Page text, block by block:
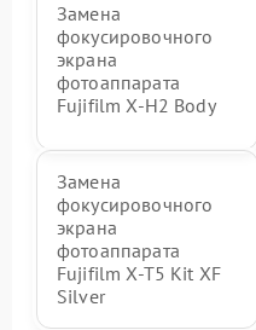
Замена
фокусировочного
экрана
фотоаппарата
Fujifilm X-H2 Body
Замена
фокусировочного
экрана
фотоаппарата
Fujifilm X-T5 Kit XF
Silver